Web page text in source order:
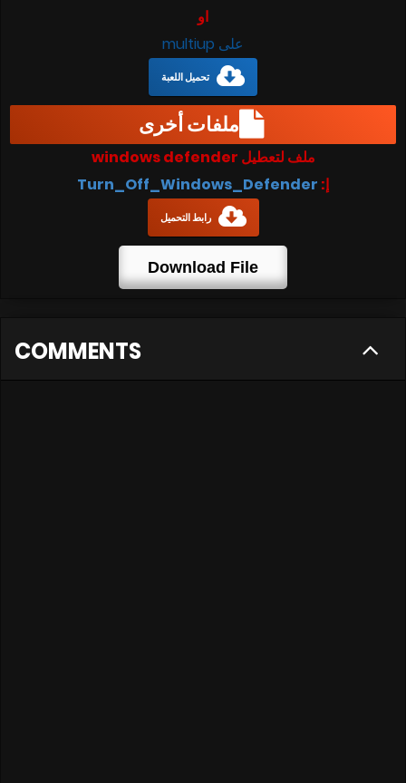
او
على multiup
تحميل اللعبة
ملفات أخرى
ملف لتعطيل windows defender
إ: Turn_Off_Windows_Defender
رابط التحميل
Download File
COMMENTS